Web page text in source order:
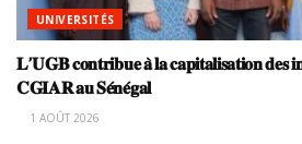
UNIVERSITÉS
𝐋’𝐔𝐆𝐁 𝐜𝐨𝐧𝐭𝐫𝐢𝐛𝐮𝐞 𝐚̀ 𝐥𝐚 𝐜𝐚𝐩𝐢𝐭𝐚𝐥𝐢𝐬𝐚𝐭𝐢𝐨𝐧 𝐝𝐞𝐬
𝐂𝐆𝐈𝐀𝐑 𝐚𝐮 𝐒𝐞́𝐧𝐞́𝐠𝐚𝐥
1 AOÛT 2026